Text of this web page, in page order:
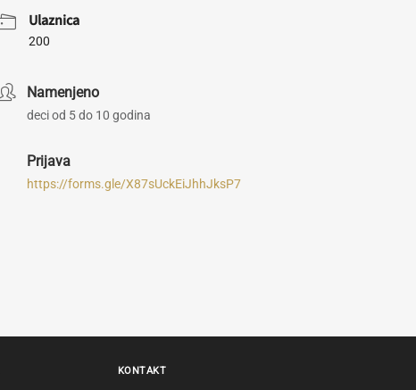
Ulaznica
200
Namenjeno
deci od 5 do 10 godina
Prijava
https://forms.gle/X87sUckEiJhhJksP7
KONTAKT